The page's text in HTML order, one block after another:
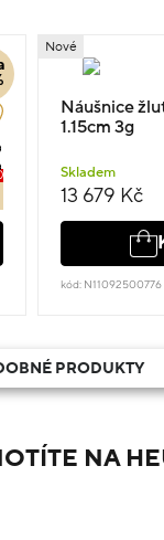
Nové
Náušnice
1.15cm 3g
Skladem
13 679 Kč
kód: N11092500776
PRODUKTY
NA